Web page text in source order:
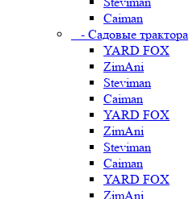
Caiman
- Садовые трактора
YARD FOX
ZimAni
Steviman
Caiman
YARD FOX
ZimAni
Steviman
Caiman
YARD FOX
ZimAni